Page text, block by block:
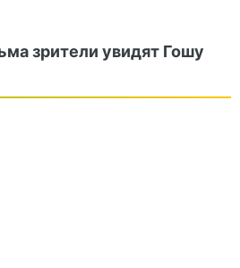
зрители увидят Гошу